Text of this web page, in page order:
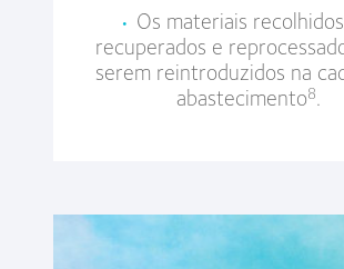
• Os materiais
recuperados e
serem reintroduzidos na
abastecimento8.